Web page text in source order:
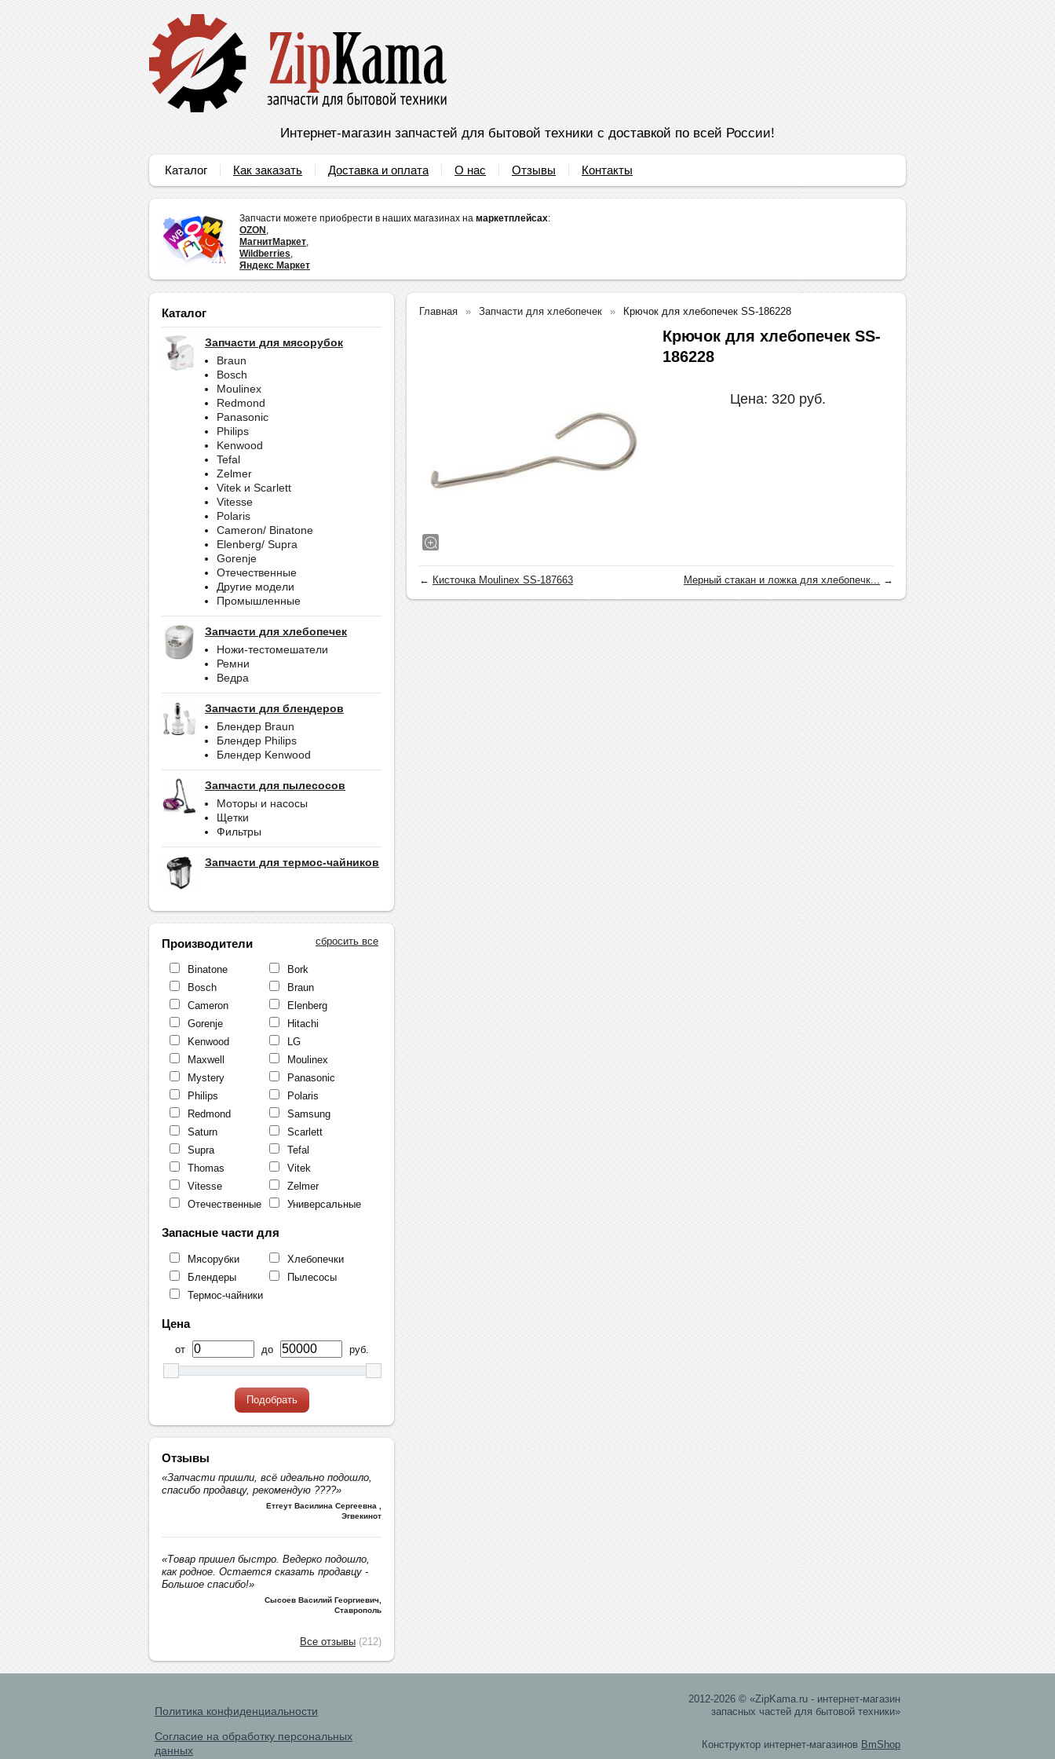
Интернет-магазин запчастей для бытовой техники с доставкой по всей России!
Каталог Как заказать Доставка и оплата О нас Отзывы Контакты
Запчасти можете приобрести в наших магазинах на маркетплейсах:
OZON
МагнитМаркет
Wildberries
Яндекс Маркет
Каталог
Запчасти для мясорубок
Braun
Bosch
Moulinex
Redmond
Panasonic
Philips
Kenwood
Tefal
Zelmer
Vitek и Scarlett
Vitesse
Polaris
Cameron/ Binatone
Elenberg/ Supra
Gorenje
Отечественные
Другие модели
Промышленные
Запчасти для хлебопечек
Ножи-тестомешатели
Ремни
Ведра
Запчасти для блендеров
Блендер Braun
Блендер Philips
Блендер Kenwood
Запчасти для пылесосов
Моторы и насосы
Щетки
Фильтры
Запчасти для термос-чайников
сбросить все
Производители
Binatone
Bork
Bosch
Braun
Cameron
Elenberg
Gorenje
Hitachi
Kenwood
LG
Maxwell
Moulinex
Mystery
Panasonic
Philips
Polaris
Redmond
Samsung
Saturn
Scarlett
Supra
Tefal
Thomas
Vitek
Vitesse
Zelmer
Отечественные
Универсальные
Запасные части для
Мясорубки
Хлебопечки
Блендеры
Пылесосы
Термос-чайники
Цена
от до руб.
Подобрать
Отзывы
«Запчасти пришли, всё идеально подошло,
спасибо продавцу, рекомендую ????»
Етгеут Василина Сергеевна
Эгвекинот
«Товар пришел быстро. Ведерко подошло,
как родное. Остается сказать продавцу -
Большое спасибо!»
Сысоев Василий Георгиевич
Ставрополь
Все отзывы (212)
Главная Запчасти для хлебопечек Крючок для хлебопечек SS-186228
Крючок для хлебопечек SS-
186228
Цена: 320 руб.
← Кисточка Moulinex SS-187663 Мерный стакан и ложка для хлебопечк... →
Политика конфиденциальности
Согласие на обработку персональных
данных
2012-2026 © «ZipKama.ru - интернет-магазин
запасных частей для бытовой техники»
Конструктор интернет-магазинов BmShop